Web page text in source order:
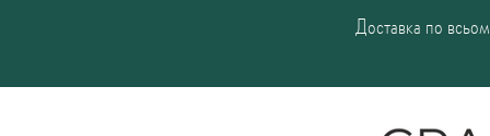
Доставка по